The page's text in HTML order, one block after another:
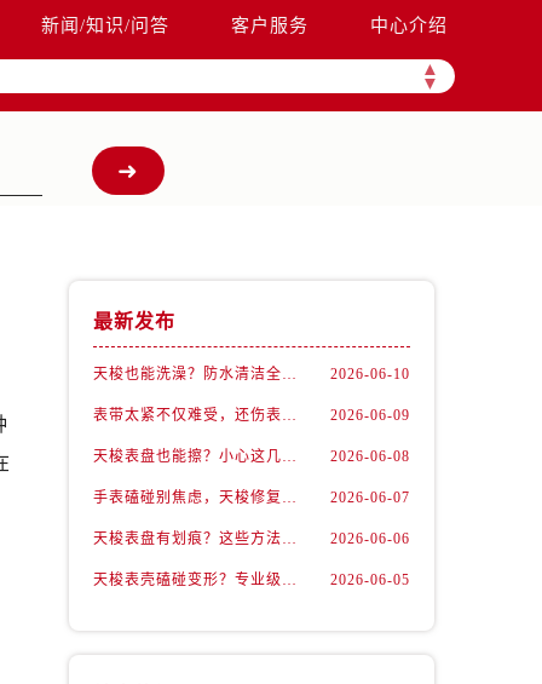
新闻/知识/问答 客户服务 中心介绍
▲
▼
最新发布
天梭也能洗澡？防水清洁全攻略 2026-06-10
表带太紧不仅难受，还伤表！天梭佩戴优化技巧 2026-06-09
天梭表盘也能擦？小心这几点才不伤机芯 2026-06-08
手表磕碰别焦虑，天梭修复有妙招 2026-06-07
天梭表盘有划痕？这些方法你一定要试试！ 2026-06-06
天梭表壳磕碰变形？专业级修复流程大公开 2026-06-05